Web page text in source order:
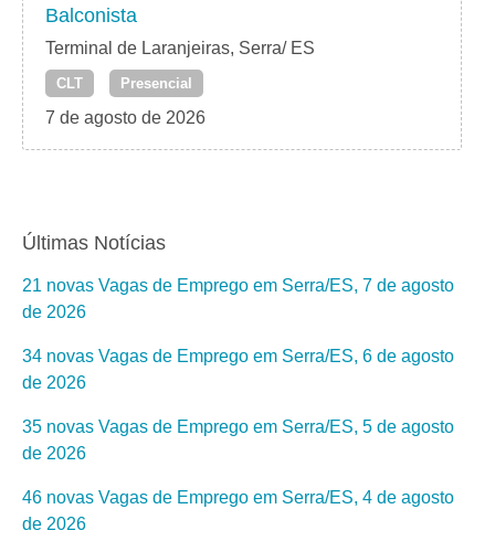
Balconista
Terminal de Laranjeiras, Serra/ ES
CLT Presencial
7 de agosto de 2026
Últimas Notícias
21 novas Vagas de Emprego em Serra/ES, 7 de agosto
de 2026
34 novas Vagas de Emprego em Serra/ES, 6 de agosto
de 2026
35 novas Vagas de Emprego em Serra/ES, 5 de agosto
de 2026
46 novas Vagas de Emprego em Serra/ES, 4 de agosto
de 2026